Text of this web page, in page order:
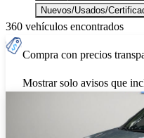
Nuevos/Usados/
360 vehículos encontrados
Compra con precios
Mostrar solo avisos que